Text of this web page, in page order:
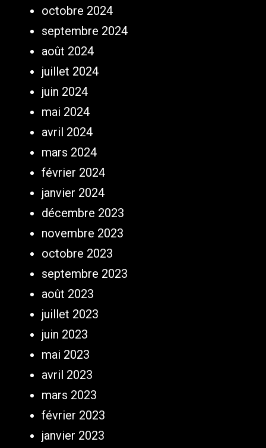
octobre 2024
septembre 2024
août 2024
juillet 2024
juin 2024
mai 2024
avril 2024
mars 2024
février 2024
janvier 2024
décembre 2023
novembre 2023
octobre 2023
septembre 2023
août 2023
juillet 2023
juin 2023
mai 2023
avril 2023
mars 2023
février 2023
janvier 2023